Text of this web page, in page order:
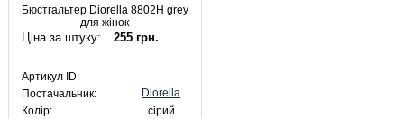
Бюстгальтер Diorella 8802H grey
для жінок
Ціна за штуку: 255 грн.
Артикул ID:
Постачальник:
Diorella
Колір:
сірий